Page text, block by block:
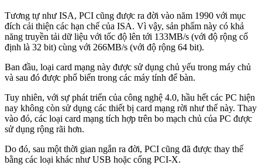
Tương tự như ISA, PCI cũng được ra đời vào năm 1990 với mục
đích cải thiện các hạn chế của ISA. Vì vậy, sản phẩm này có khả
năng truyền tải dữ liệu với tốc độ lên tới 133MB/s (với độ rộng cố
định là 32 bit) cùng với 266MB/s (với độ rộng 64 bit).
Ban đầu, loại card mạng này được sử dụng chủ yếu trong máy chủ
và sau đó được phổ biến trong các máy tính để bàn.
Tuy nhiên, với sự phát triển của công nghệ 4.0, hầu hết các PC hiện
nay không còn sử dụng các thiết bị card mạng rời như thế này. Thay
vào đó, các loại card mạng tích hợp trên bo mạch chủ của PC được
sử dụng rộng rãi hơn.
Do đó, sau một thời gian ngắn ra đời, PCI cũng đã được thay thế
bằng các loại khác như USB hoặc cổng PCI-X.